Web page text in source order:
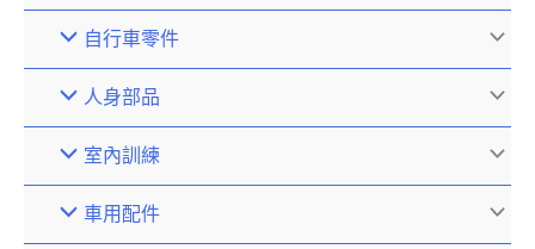
自行車零件
人身部品
室內訓練
車用配件